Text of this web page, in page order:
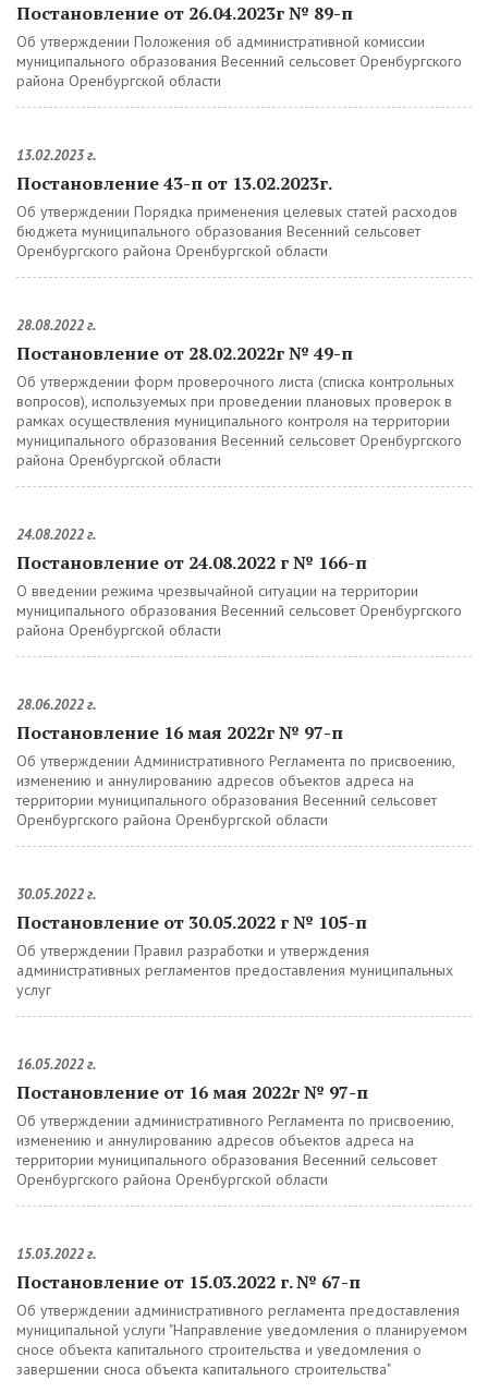
Постановление от 26.04.2023г № 89-п
Об утверждении Положения об административной комиссии
муниципального образования Весенний сельсовет Оренбургского
района Оренбургской области
13.02.2023 г.
Постановление 43-п от 13.02.2023г.
Об утверждении Порядка применения целевых статей расходов
бюджета муниципального образования Весенний сельсовет
Оренбургского района Оренбургской области
28.08.2022 г.
Постановление от 28.02.2022г № 49-п
Об утверждении форм проверочного листа (списка контрольных
вопросов), используемых при проведении плановых проверок в
рамках осуществления муниципального контроля на территории
муниципального образования Весенний сельсовет Оренбургского
района Оренбургской области
24.08.2022 г.
Постановление от 24.08.2022 г № 166-п
О введении режима чрезвычайной ситуации на территории
муниципального образования Весенний сельсовет Оренбургского
района Оренбургской области
28.06.2022 г.
Постановление 16 мая 2022г № 97-п
Об утверждении Административного Регламента по присвоению,
изменению и аннулированию адресов объектов адреса на
территории муниципального образования Весенний сельсовет
Оренбургского района Оренбургской области
30.05.2022 г.
Постановление от 30.05.2022 г № 105-п
Об утверждении Правил разработки и утверждения
административных регламентов предоставления муниципальных
услуг
16.05.2022 г.
Постановление от 16 мая 2022г № 97-п
Об утверждении административного Регламента по присвоению,
изменению и аннулированию адресов объектов адреса на
территории муниципального образования Весенний сельсовет
Оренбургского района Оренбургской области
15.03.2022 г.
Постановление от 15.03.2022 г. № 67-п
Об утверждении административного регламента предоставления
муниципальной услуги "Направление уведомления о планируемом
сносе объекта капитального строительства и уведомления о
завершении сноса объекта капитального строительства"